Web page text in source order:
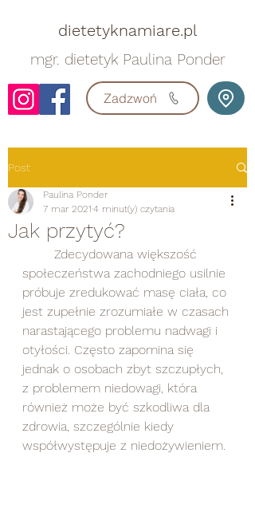
dietetyknamiare.pl
mgr. dietetyk Paulina Ponder
Zadzwoń
Post
Jak przytyć?
Paulina Ponder
7 mar 2021 4 minut(y) czytania
społeczeństwa zachodniego usilnie
próbuje zredukować masę ciała, co
jest zupełnie zrozumiałe w czasach
narastającego problemu nadwagi i
otyłości. Często zapomina się
jednak o osobach zbyt szczupłych,
z problemem niedowagi, która
również może być szkodliwa dla
zdrowia, szczególnie kiedy
współwystępuje z niedożywieniem.